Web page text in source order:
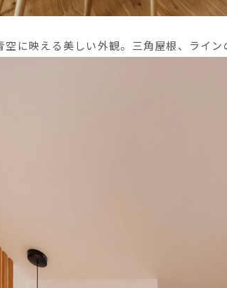
空に映える美しい外観。三角屋根、ライン